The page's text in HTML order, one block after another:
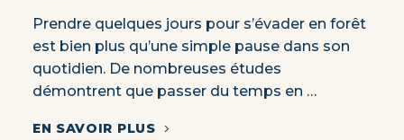
Prendre quelques jours pour s’évader en forêt
est bien plus qu’une simple pause dans son
quotidien. De nombreuses études
démontrent que passer du temps en …
EN SAVOIR PLUS